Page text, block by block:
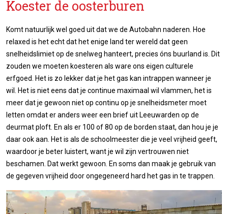
Koester de oosterburen
Komt natuurlijk wel goed uit dat we de Autobahn naderen. Hoe
relaxed is het echt dat het enige land ter wereld dat geen
snelheidslimiet op de snelweg hanteert, precies óns buurland is. Dit
zouden we moeten koesteren als ware ons eigen culturele
erfgoed. Het is zo lekker dat je het gas kan intrappen wanneer je
wil. Het is niet eens dat je continue maximaal wil vlammen, het is
meer dat je gewoon niet op continu op je snelheidsmeter moet
letten omdat er anders weer een brief uit Leeuwarden op de
deurmat ploft. En als er 100 of 80 op de borden staat, dan hou je je
daar ook aan. Het is als de schoolmeester die je veel vrijheid geeft,
waardoor je beter luistert, want je wil zijn vertrouwen niet
beschamen. Dat werkt gewoon. En soms dan maak je gebruik van
de gegeven vrijheid door ongegeneerd hard het gas in te trappen.